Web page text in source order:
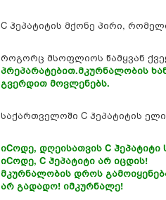
C ჰეპატიტის მქონე პირი,
როგორც მსოფლიოს წამყვან
პრეპარატებით.მკურნალობის
გვერდით მოვლენებს.
საქართველოში C ჰეპატიტის
იCოდე, დღეისათვის C
იCოდე, C ჰეპატიტი არ იცდის!
მკურნალობის დროს
არ გადადო! იმკურნალე!